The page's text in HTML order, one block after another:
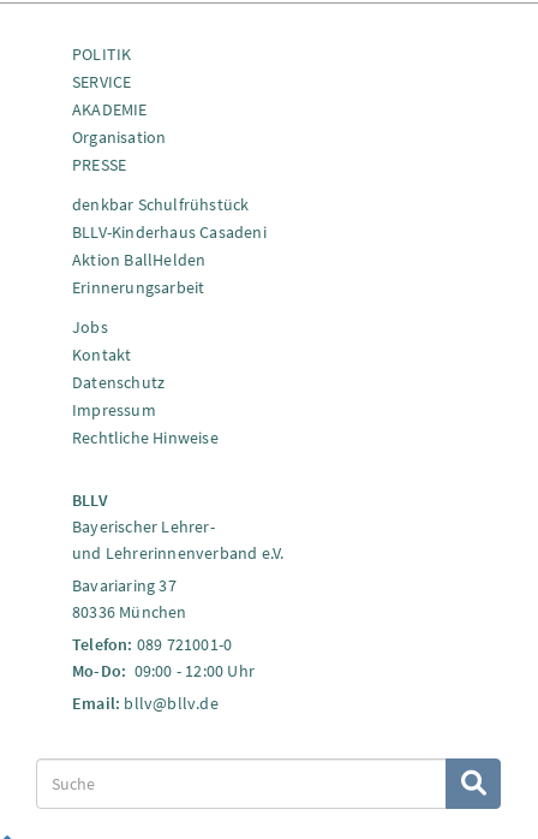
POLITIK
SERVICE
AKADEMIE
Organisation
PRESSE
denkbar Schulfrühstück
BLLV-Kinderhaus Casadeni
Aktion BallHelden
Erinnerungsarbeit
Jobs
Kontakt
Datenschutz
Impressum
Rechtliche Hinweise
BLLV
Bayerischer Lehrer-
und Lehrerinnenverband e.V.
Bavariaring 37
80336 München
Telefon: 089 721001-0
Mo-Do: 09:00 - 12:00 Uhr
Email: bllv@bllv.de